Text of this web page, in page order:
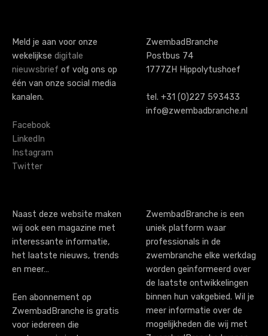
Meld je aan voor onze
wekelijkse digitale
nieuwsbrief of volg ons op
één van onze social media
kanalen.
Facebook
LinkedIn
Instagram
Twitter
ZwembadBranche
Postbus 74
1777ZH Hippolytushoef
tel. +31 (0)227 593433
info@zwembadbranche.nl
Naast deze website maken
wij ook een magazine met
interessante informatie,
het laatste nieuws, trends
en meer…
Een abonnement op
ZwembadBranche is gratis
voor iedereen die
ZwembadBranche is een
uniek platform waar
professionals in de
zwembranche elke werkdag
worden geïnformeerd over
de laatste ontwikkelingen
binnen hun vakgebied. Wil je
meer informatie over de
mogelijkheden die wij met